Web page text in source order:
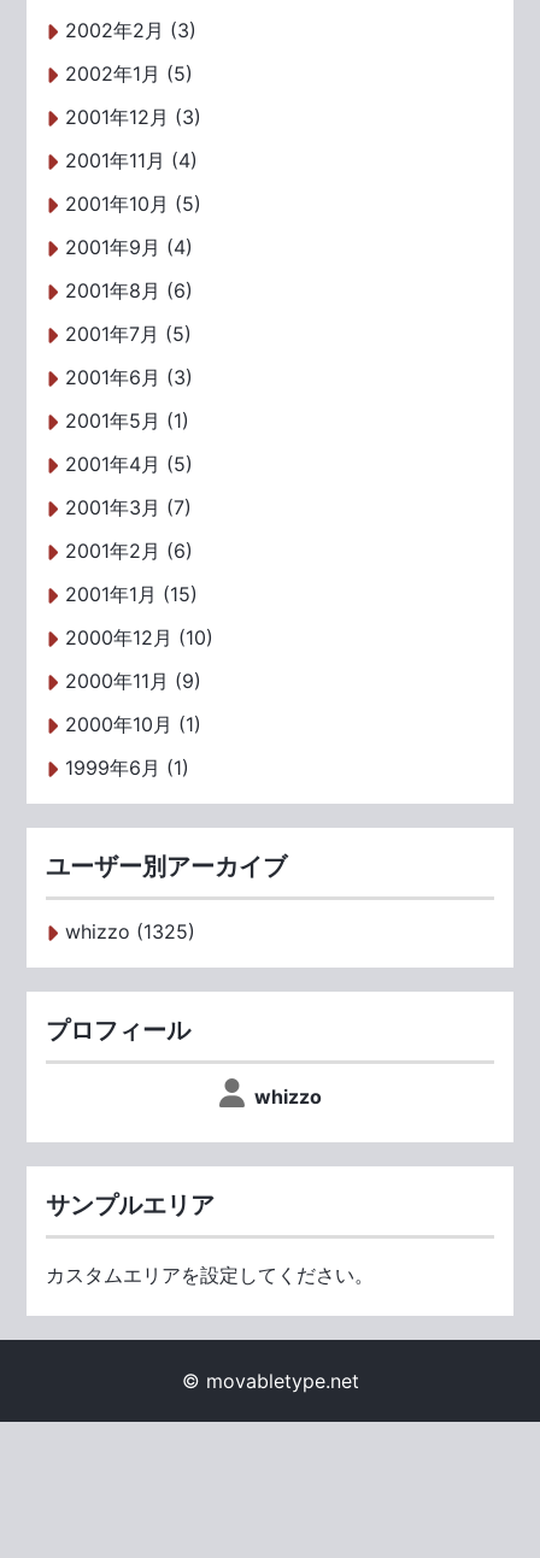
2002年2月 (3)
2002年1月 (5)
2001年12月 (3)
2001年11月 (4)
2001年10月 (5)
2001年9月 (4)
2001年8月 (6)
2001年7月 (5)
2001年6月 (3)
2001年5月 (1)
2001年4月 (5)
2001年3月 (7)
2001年2月 (6)
2001年1月 (15)
2000年12月 (10)
2000年11月 (9)
2000年10月 (1)
1999年6月 (1)
ユーザー別アーカイブ
whizzo (1325)
プロフィール
whizzo
サンプルエリア
カスタムエリアを設定してください。
© movabletype.net